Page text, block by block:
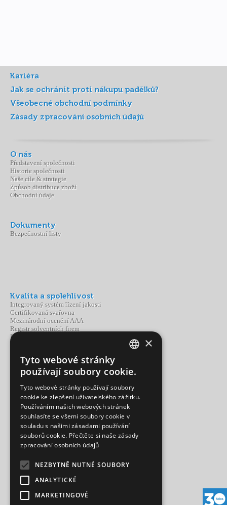
Kariéra
Jak se ochránit proti nákupu padělků?
Všeobecné obchodní podmínky
Zásady zpracování osobních údajů
O nás
Představení společnosti
Historie společnosti
Naše cíle & strategie
Způsob distribuce zboží
Obchodní údaje
Dokumenty
Bezpečnostní listy
Kvalita a spolehlivost
Integrovaný systém řízení jakosti
Certifikovaná svařovna
Mezinárodní ocenění AAA
Registr solventních firem
Partnerství a spolupráce
Portfolio Adoz
Produkty
Služby
Kontakty
Bystřice nad Pernštejnem
Brno
Ostrava
×
Tyto webové stránky
používají soubory cookie.
Tyto webové stránky používají soubory
cookie ke zlepšení uživatelského zážitku.
Používáním našich webových stránek
souhlasíte se všemi soubory cookie v
souladu s našimi zásadami používání
souborů cookie. Přečtěte si naše zásady
zpracování osobních údajů
NEZBYTNĚ NUTNÉ SOUBORY
ANALYTICKÉ
MARKETINGOVÉ